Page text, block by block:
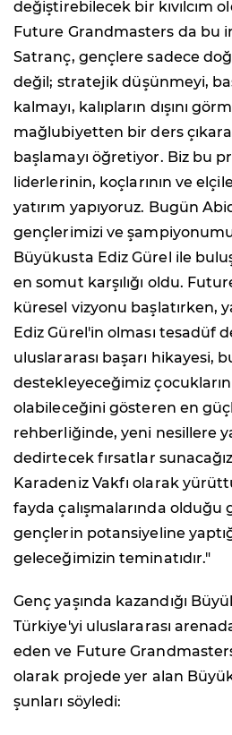
değiştirebilecek bir kıvılcım
Future Grandmasters da bu
Satranç, gençlere sadece
değil; stratejik düşünmeyi,
kalmayı, kalıpların dışını
mağlubiyetten bir ders
başlamayı öğretiyor. Biz bu
liderlerinin, koçlarının ve
yatırım yapıyoruz. Bugün
gençlerimizi ve
Büyükusta Ediz Gürel ile
en somut karşılığı oldu.
küresel vizyonu başlatırken,
Ediz Gürel'in olması tesadüf
uluslararası başarı hikayesi,
destekleyeceğimiz
olabileceğini gösteren en
rehberliğinde, yeni nesillere
dedirtecek fırsatlar
Karadeniz Vakfı olarak
fayda çalışmalarında olduğu
gençlerin potansiyeline
geleceğimizin teminatıdır."
Genç yaşında kazandığı
Türkiye'yi uluslararası
eden ve Future
olarak projede yer alan
şunları söyledi: